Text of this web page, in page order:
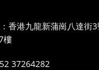
香港九龍新蒲崗八達街
樓
37264282